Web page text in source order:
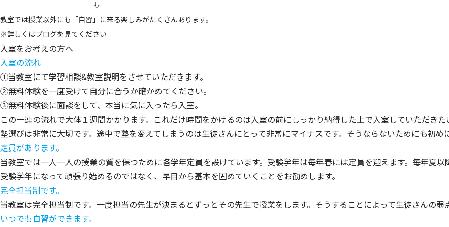
⇩
教室では授業以外にも「自習」に来る楽しみがたくさんあります。
※詳しくはブログを見てください
入室をお考えの方へ
入室の流れ
①当教室にて学習相談&教室説明をさせていただきます。
②無料体験を一度受けて自分に合うか確かめてください。
③無料体験後に面談をして、本当に気に入ったら入室。
この一連の流れで大体１週間かかります。これだけ時間をかけるのは入室の前にしっかり納得した上で入室していただきた
塾選びは非常に大切です。途中で塾を変えてしまうのは生徒さんにとって非常にマイナスです。そうならないためにも初め
定員があります。
当教室では一人一人の授業の質を保つために各学年定員を設けています。受験学年は毎年春には定員を迎えます。毎年夏
受験学年になって頑張り始めるのではなく、早目から基本を固めていくことをお勧めします。
完全担当制です。
当教室は完全担当制です。一度担当の先生が決まるとずっとその先生で授業をします。そうすることによって生徒さんの弱
いつでも自習ができます。